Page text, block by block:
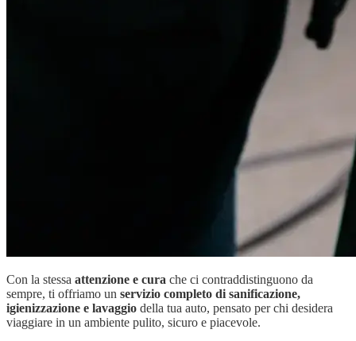
Con la stessa attenzione e cura che ci contraddistinguono da
sempre, ti offriamo un servizio completo di sanificazione,
igienizzazione e lavaggio della tua auto, pensato per chi desidera
viaggiare in un ambiente pulito, sicuro e piacevole.